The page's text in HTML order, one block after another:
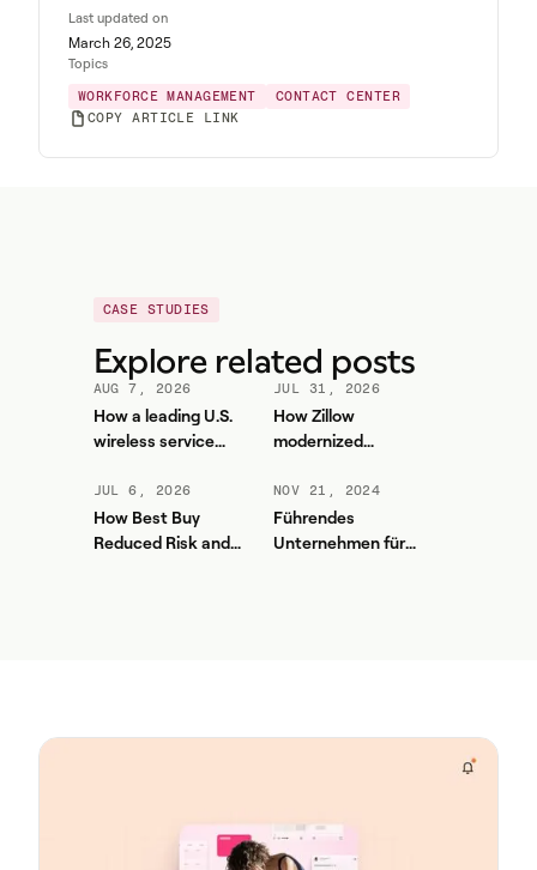
Last updated on
March 26, 2025
Topics
WORKFORCE MANAGEMENT
CONTACT CENTER
COPY ARTICLE LINK
CASE STUDIES
Explore related posts
AUG 7, 2026
How a leading U.S.
wireless service
forecasting accuracy
and reduced WFM
workload with Aspect
JUL 31, 2026
How Zillow
modernized
and contact center
efficiency with
Aspect
JUL 6, 2026
How Best Buy
Reduced Risk and
NOV 21, 2024
Führendes
Unternehmen für